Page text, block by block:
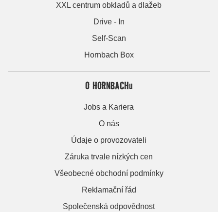
XXL centrum obkladů a dlažeb
Drive - In
Self-Scan
Hornbach Box
O HORNBACHu
Jobs a Kariera
O nás
Údaje o provozovateli
Záruka trvale nízkých cen
Všeobecné obchodní podmínky
Reklamační řád
Společenská odpovědnost